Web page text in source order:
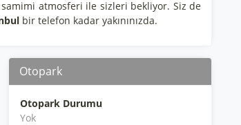
samimi atmosferi ile sizleri bekliyor. Siz de
bir telefon kadar yakınınızda.
Otopark
Otopark Durumu
Yok